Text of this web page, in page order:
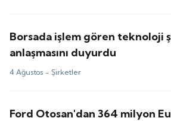
Borsada işlem gören teknoloji
anlaşmasını duyurdu
4 Ağustos - Şirketler
Ford Otosan'dan 364 milyon